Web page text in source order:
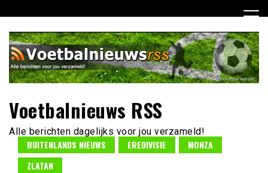
naar
inhoud
Voetbalnieuws RSS
Alle berichten dagelijks voor jou verzameld!
BUITENLANDS NIEUWS EREDIVISIE
MONZA
ZLATAN